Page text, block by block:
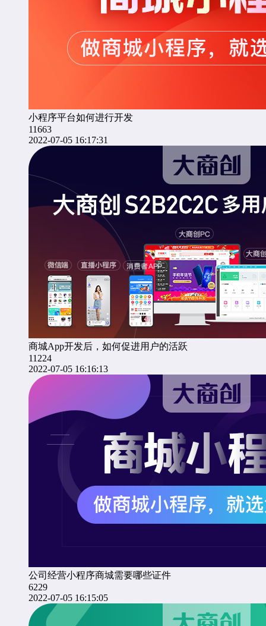
小程序平台如何进行开发
11663
2022-07-05 16:17:31
商城App开发后，如何促进用户的活跃
11224
2022-07-05 16:16:13
公司经营小程序商城需要哪些证件
6229
2022-07-05 16:15:05